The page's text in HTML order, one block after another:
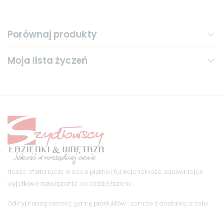
Porównaj produkty
Moja lista życzeń
Nasza oferta łączy w sobie piękno i funkcjonalność, zapewniając
wyjątkowe rozwiązania do każdej łazienki.
Odkryj naszą szeroką gamę produktów i zamów z dostawą prosto